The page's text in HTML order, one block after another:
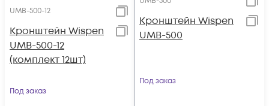
UMB-500-12
Кронштейн Wispen
UMB-500-12
(комплект 12шт)
Под заказ
Кронштейн Wispen
UMB-500
Под заказ